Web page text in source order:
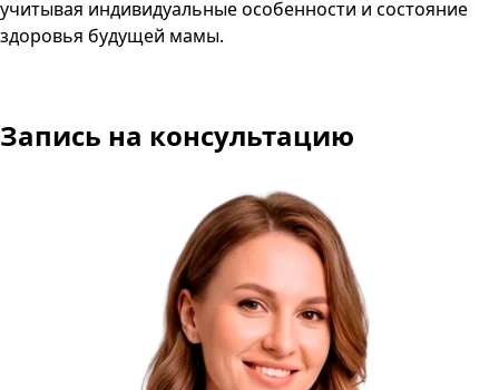
учитывая индивидуальные особенности и состояние
здоровья будущей мамы.
Запись на консультацию